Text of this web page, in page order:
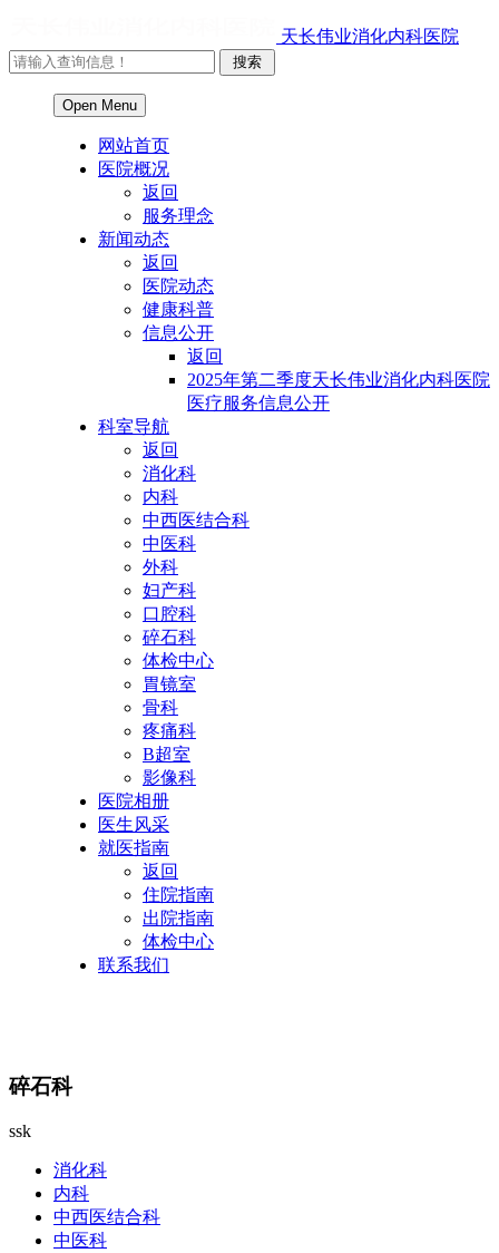
天长伟业消化内科医院
Open Menu
网站首页
医院概况
返回
服务理念
新闻动态
返回
医院动态
健康科普
信息公开
返回
2025年第二季度天长伟业消化内科医院
医疗服务信息公开
科室导航
返回
消化科
内科
中西医结合科
中医科
外科
妇产科
口腔科
碎石科
体检中心
胃镜室
骨科
疼痛科
B超室
影像科
医院相册
医生风采
就医指南
返回
住院指南
出院指南
体检中心
联系我们
碎石科
ssk
消化科
内科
中西医结合科
中医科